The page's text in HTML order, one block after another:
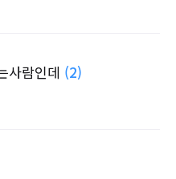
사람인데 (2)